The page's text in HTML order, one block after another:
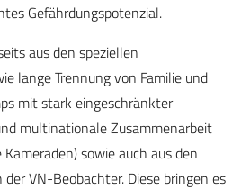
Gefährdungspotenzial.
aus den speziellen
lange Trennung von Familie und
mit stark eingeschränkter
multinationale Zusammenarbeit
sowie auch aus den
VN-Beobachter. Diese bringen es